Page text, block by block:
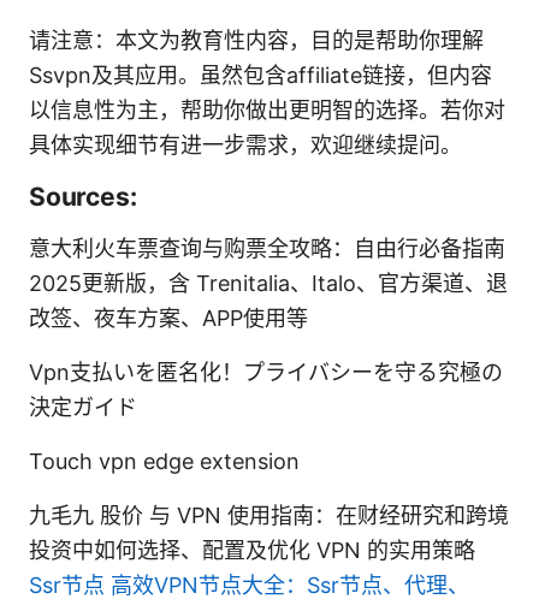
请注意：本文为教育性内容，目的是帮助你理解
Ssvpn及其应用。虽然包含affiliate链接，但内容
以信息性为主，帮助你做出更明智的选择。若你对
具体实现细节有进一步需求，欢迎继续提问。
Sources:
意大利火车票查询与购票全攻略：自由行必备指南
2025更新版，含 Trenitalia、Italo、官方渠道、退
改签、夜车方案、APP使用等
Vpn支払いを匿名化！プライバシーを守る究極の
決定ガイド
Touch vpn edge extension
九毛九 股价 与 VPN 使用指南：在财经研究和跨境
投资中如何选择、配置及优化 VPN 的实用策略
Ssr节点 高效VPN节点大全：Ssr节点、代理、